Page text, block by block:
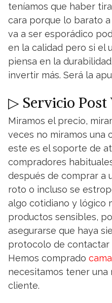
teníamos que haber
cara porque lo barato a
va a ser esporádico
en la calidad pero si el
piensa en la
invertir más. Será la
▷ Servicio Post
Miramos el precio,
veces no miramos una
este es el soporte de
compradores
después de comprar a
roto o incluso se
algo cotidiano y lógico
productos sensibles,
asegurarse que haya
protocolo de contactar
Hemos comprado
necesitamos tener una
cliente.